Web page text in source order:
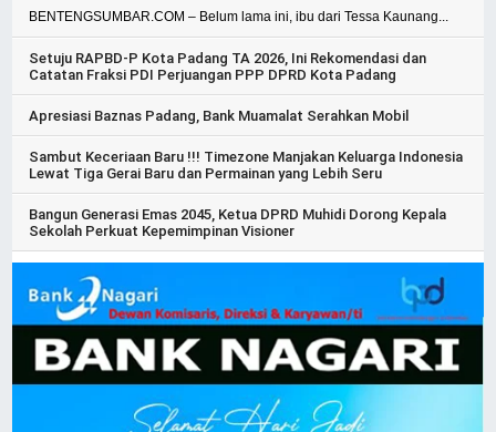
BENTENGSUMBAR.COM – Belum lama ini, ibu dari Tessa Kaunang...
Setuju RAPBD-P Kota Padang TA 2026, Ini Rekomendasi dan
Catatan Fraksi PDI Perjuangan PPP DPRD Kota Padang
Apresiasi Baznas Padang, Bank Muamalat Serahkan Mobil
Sambut Keceriaan Baru !!! Timezone Manjakan Keluarga Indonesia
Lewat Tiga Gerai Baru dan Permainan yang Lebih Seru
Bangun Generasi Emas 2045, Ketua DPRD Muhidi Dorong Kepala
Sekolah Perkuat Kepemimpinan Visioner